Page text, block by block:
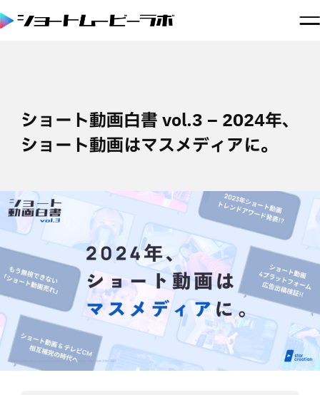
ショート動画白書 vol.3 – 2024年、
ショート動画はマスメディアに。